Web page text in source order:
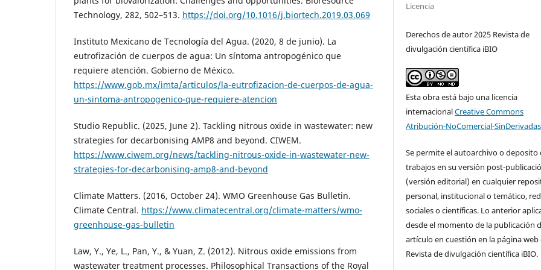
Technology, 282, 502–513. https://doi.org/10.1016/j.biortech.2019.03.069
Instituto Mexicano de Tecnología del Agua. (2020, 8 de junio). La
eutrofización de cuerpos de agua: Un síntoma antropogénico que
requiere atención. Gobierno de México.
https://www.gob.mx/imta/articulos/la-eutrofizacion-de-cuerpos-de-agua-
un-sintoma-antropogenico-que-requiere-atencion
Studio Republic. (2025, June 2). Tackling nitrous oxide in wastewater: new
strategies for decarbonising AMP8 and beyond. CIWEM.
https://www.ciwem.org/news/tackling-nitrous-oxide-in-wastewater-new-
strategies-for-decarbonising-amp8-and-beyond
Climate Matters. (2016, October 24). WMO Greenhouse Gas Bulletin.
Climate Central. https://www.climatecentral.org/climate-matters/wmo-
greenhouse-gas-bulletin
Law, Y., Ye, L., Pan, Y., & Yuan, Z. (2012). Nitrous oxide emissions from
wastewater treatment processes. Philosophical Transactions of the Royal
Licencia
Derechos de autor 2025 Revista de
divulgación científica iBIO
Esta obra está bajo una licencia
internacionalCreative Commons
Atribución-NoComercial-
Se permite el autoarchivo o deposito
trabajos en su versi´ón post-
(versión editorial) en cualquier
personal, institucional o temático,
sociales o científicas. Lo anterior
desde el momento de la publicación
artículo en cuestión en la página web
Revista de divulgación científica iBIO.